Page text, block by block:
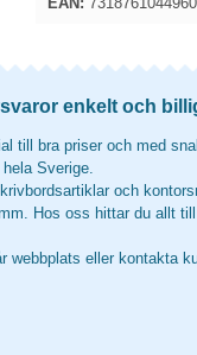
enkelt och
till bra priser och med
Sverige.
och
Hos oss hittar du allt
webbplats eller kontakta